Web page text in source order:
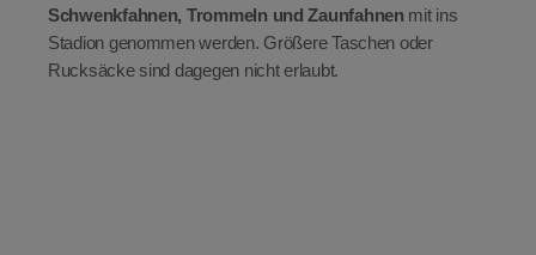
Schwenkfahnen, Trommeln und Zaunfahnen mit ins
Stadion genommen werden. Größere Taschen oder
Rucksäcke sind dagegen nicht erlaubt.